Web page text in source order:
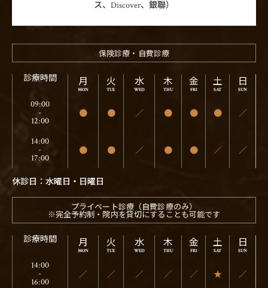
保険診療・自費診療
診療時間 月 火 水 木 金 土 日
09:00
-
12:00
● ● ／ ● ● ● ／
14:00
-
17:00
● ● ／ ● ● ／ ／
休診日：水曜日・日曜日
プライベート診療（自費診療のみ）
※完全予約制・院内を貸切にすることも可能です
診療時間 月 火 水 木 金 土 日
14:00
-
16:00
／ ／ ／ ／ ／ ★ ／